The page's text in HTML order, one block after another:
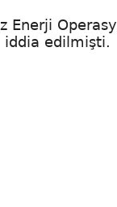
Enerji
iddia edilmişti.